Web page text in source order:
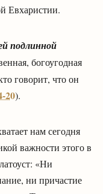
Евхаристии.
подлинной
богоугодная
говорит, что он
20).
нам сегодня
важности этого в
«Ни
ни причастие